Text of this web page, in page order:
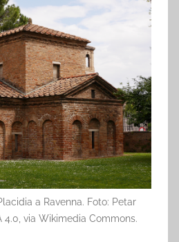
a Ravenna. Foto: Petar
4.0, via Wikimedia Commons.